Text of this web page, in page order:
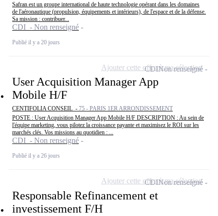
Safran est un groupe international de haute technologie opérant dans les domaines
de l'aéronautique (propulsion, équipements et intérieurs), de l'espace et de la défense.
Sa mission : contribuer...
CDI - Non renseigné
Publié il y a 20 jours
User Acquisition Manager App
Mobile H/F
CENTIFOLIA CONSEIL - 75 - PARIS 1ER ARRONDISSEMENT
POSTE : User Acquisition Manager App Mobile H/F DESCRIPTION : Au sein de
l'équipe marketing, vous pilotez la croissance payante et maximisez le ROI sur les
marchés clés. Vos missions au quotidien : ...
CDI - Non renseigné
Publié il y a 26 jours
CDINon renseigné
Ajouter cette offre à ma sélection
Responsable Refinancement et
investissement F/H
CDINon renseigné
Ajouter cette offre à ma sélection